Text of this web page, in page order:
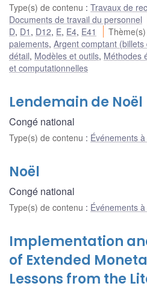
Type(s) de contenu : Travaux de
Documents de travail du personnel
D, D1 , D12, E, E4, E41
paiements, Argent comptant (billets
détail, Modèles et outils, Méthodes
et computationnelles
Lendemain de Noël
Congé national
Type(s) de contenu : Événements
Noël
Congé national
Type(s) de contenu : Événements
Implementation
of Extended
Lessons from the